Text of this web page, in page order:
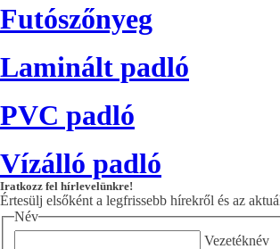
Futószőnyeg
Laminált padló
PVC padló
Vízálló padló
Iratkozz fel hírlevelünkre!
Értesülj elsőként a legfrissebb hírekről és az
Név
Vezetéknév